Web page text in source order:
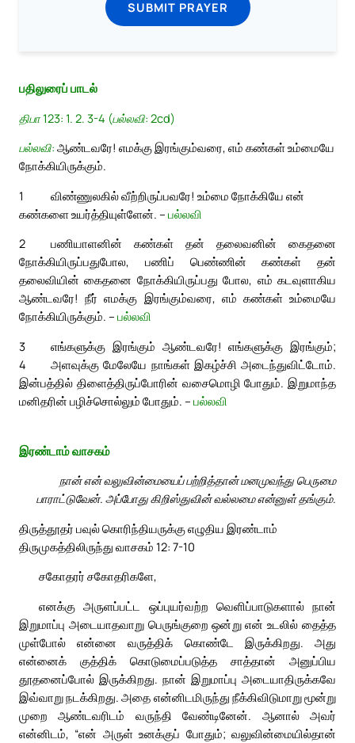
SUBMIT PRAYER
பதிலுரைப் பாடல்
திபா 123: 1. 2. 3-4 (பல்லவி: 2cd)
பல்லவி: ஆண்டவரே! எமக்கு இரங்கும்வரை, எம் கண்கள் உம்மையே
நோக்கியிருக்கும்.
1
விண்ணுலகில் வீற்றிருப்பவரே! உம்மை நோக்கியே என்
கண்களை உயர்த்தியுள்ளேன். – பல்லவி
2
பணியாளனின் கண்கள் தன் தலைவனின் கைதனை
நோக்கியிருப்பதுபோல, பணிப் பெண்ணின் கண்கள் தன்
தலைவியின் கைதனை நோக்கியிருப்பது போல, எம் கடவுளாகிய
ஆண்டவரே! நீர் எமக்கு இரங்கும்வரை, எம் கண்கள் உம்மையே
நோக்கியிருக்கும். – பல்லவி
3
எங்களுக்கு இரங்கும் ஆண்டவரே! எங்களுக்கு இரங்கும்;
அளவுக்கு மேலேயே நாங்கள் இகழ்ச்சி அடைந்துவிட்டோம்.
4
இன்பத்தில் திளைத்திருப்போரின் வசைமொழி போதும். இறுமாந்த
மனிதரின் பழிச்சொல்லும் போதும். – பல்லவி
இரண்டாம் வாசகம்
நான் என் வலுவின்மையைப் பற்றித்தான் மனமுவந்து பெருமை
பாராட்டுவேன். அப்போது கிறிஸ்துவின் வல்லமை என்னுள் தங்கும்.
திருத்தூதர் பவுல் கொரிந்தியருக்கு எழுதிய இரண்டாம்
திருமுகத்திலிருந்து வாசகம் 12: 7-10
சகோதரர் சகோதரிகளே,
எனக்கு அருளப்பட்ட ஒப்புயர்வற்ற வெளிப்பாடுகளால் நான்
இறுமாப்பு அடையாதவாறு பெருங்குறை ஒன்று என் உடலில் தைத்த
முள்போல் என்னை வருத்திக் கொண்டே இருக்கிறது. அது
என்னைக் குத்திக் கொடுமைப்படுத்த சாத்தான் அனுப்பிய
தூதனைப்போல் இருக்கிறது. நான் இறுமாப்பு அடையாதிருக்கவே
இவ்வாறு நடக்கிறது. அதை என்னிடமிருந்து நீக்கிவிடுமாறு மூன்று
முறை ஆண்டவரிடம் வருந்தி வேண்டினேன். ஆனால் அவர்
என்னிடம், “என் அருள் உனக்குப் போதும்; வலுவின்மையில்தான்